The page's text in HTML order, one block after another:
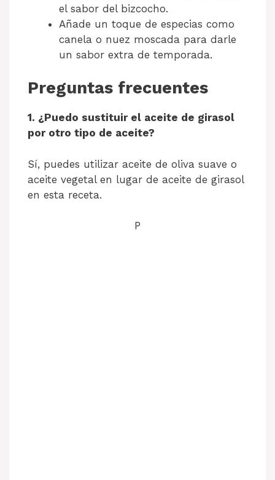
el sabor del bizcocho.
Añade un toque de especias como
canela o nuez moscada para darle
un sabor extra de temporada.
Preguntas frecuentes
1. ¿Puedo sustituir el aceite de girasol
por otro tipo de aceite?
Sí, puedes utilizar aceite de oliva suave o
aceite vegetal en lugar de aceite de girasol
en esta receta.
P